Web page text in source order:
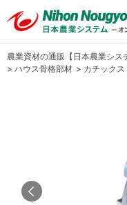
農業資材の通販【日本農業シス
> ハウス骨格部材 > カチックス